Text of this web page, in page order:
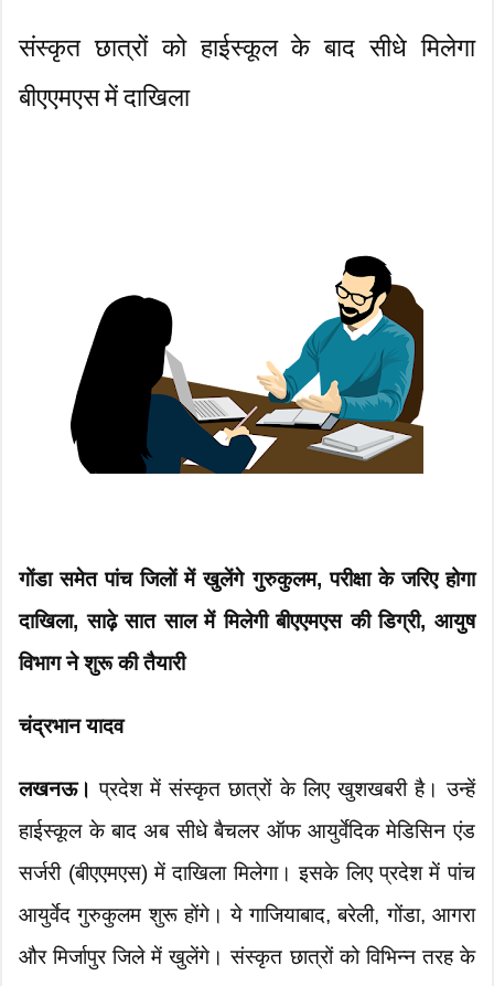
संस्कृत छात्रों को हाईस्कूल के बाद सीधे मिलेगा
बीएएमएस में दाखिला
गोंडा समेत पांच जिलों में खुलेंगे गुरुकुलम, परीक्षा के जरिए होगा
दाखिला, साढ़े सात साल में मिलेगी बीएएमएस की डिग्री, आयुष
विभाग ने शुरू की तैयारी
चंद्रभान यादव
लखनऊ। प्रदेश में संस्कृत छात्रों के लिए खुशखबरी है। उन्हें
हाईस्कूल के बाद अब सीधे बैचलर ऑफ आयुर्वेदिक मेडिसिन एंड
सर्जरी (बीएएमएस) में दाखिला मिलेगा। इसके लिए प्रदेश में पांच
आयुर्वेद गुरुकुलम शुरू होंगे। ये गाजियाबाद, बरेली, गोंडा, आगरा
और मिर्जापुर जिले में खुलेंगे। संस्कृत छात्रों को विभिन्न तरह के